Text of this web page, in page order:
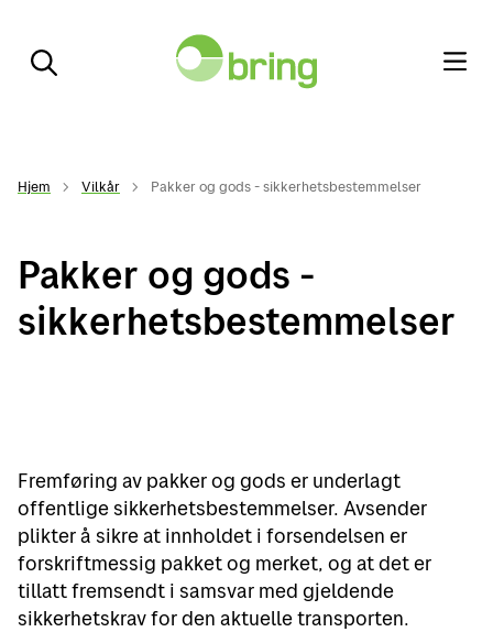
Hjem Vilkår Pakker og gods - sikkerhetsbestemmelser
Pakker og gods -
sikkerhetsbestemmelser
Fremføring av pakker og gods er underlagt
offentlige sikkerhetsbestemmelser. Avsender
plikter å sikre at innholdet i forsendelsen er
forskriftmessig pakket og merket, og at det er
tillatt fremsendt i samsvar med gjeldende
sikkerhetskrav for den aktuelle transporten.